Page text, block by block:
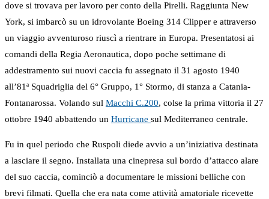
dove si trovava per lavoro per conto della Pirelli. Raggiunta New
York, si imbarcò su un idrovolante Boeing 314 Clipper e attraverso
un viaggio avventuroso riuscì a rientrare in Europa. Presentatosi ai
comandi della Regia Aeronautica, dopo poche settimane di
addestramento sui nuovi caccia fu assegnato il 31 agosto 1940
all’81ª Squadriglia del 6° Gruppo, 1° Stormo, di stanza a Catania-
Fontanarossa. Volando sul Macchi C.200, colse la prima vittoria il 27
ottobre 1940 abbattendo un Hurricane sul Mediterraneo centrale.
Fu in quel periodo che Ruspoli diede avvio a un’iniziativa destinata
a lasciare il segno. Installata una cinepresa sul bordo d’attacco alare
del suo caccia, cominciò a documentare le missioni belliche con
brevi filmati. Quella che era nata come attività amatoriale ricevette